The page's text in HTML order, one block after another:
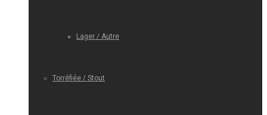
Lager / Autre
Torréfiée / Stout